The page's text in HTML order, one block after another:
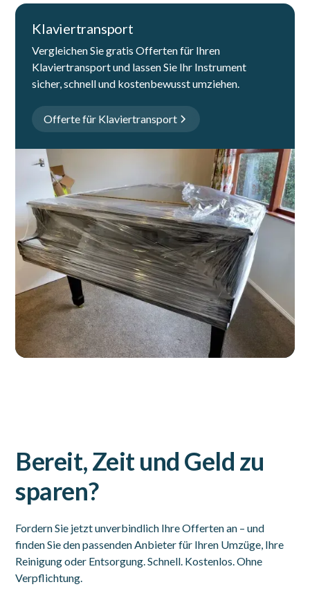
Klaviertransport
Vergleichen Sie gratis Offerten für Ihren
Klaviertransport und lassen Sie Ihr Instrument
sicher, schnell und kostenbewusst umziehen.
Offerte für Klaviertransport
Bereit, Zeit und Geld zu
sparen?
Fordern Sie jetzt unverbindlich Ihre Offerten an – und
finden Sie den passenden Anbieter für Ihren Umzüge, Ihre
Reinigung oder Entsorgung. Schnell. Kostenlos. Ohne
Verpflichtung.